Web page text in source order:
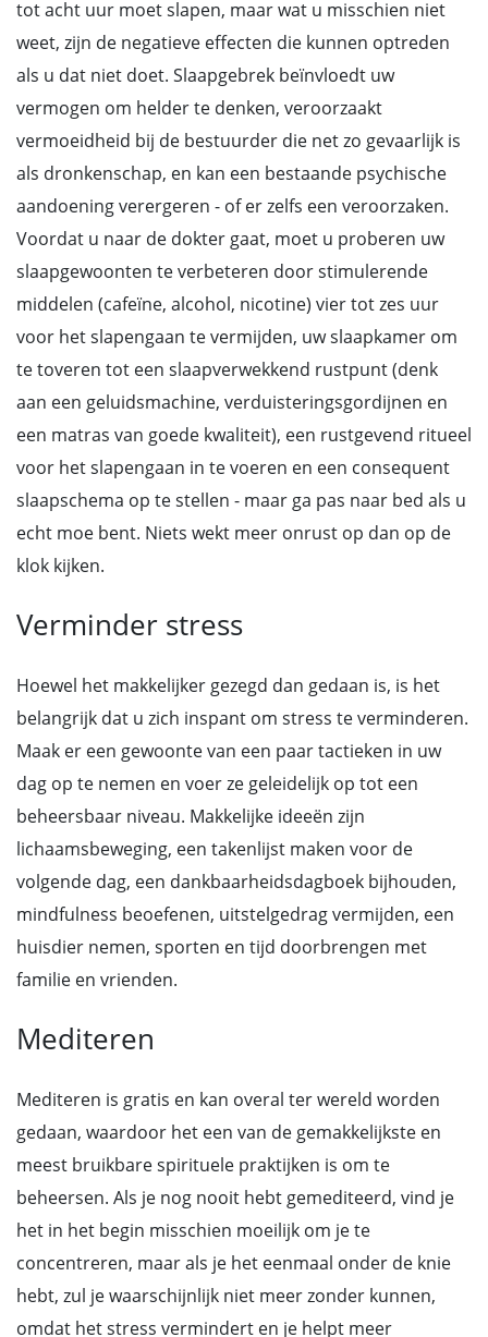
tot acht uur moet slapen, maar wat u misschien niet
weet, zijn de negatieve effecten die kunnen optreden
als u dat niet doet. Slaapgebrek beïnvloedt uw
vermogen om helder te denken, veroorzaakt
vermoeidheid bij de bestuurder die net zo gevaarlijk is
als dronkenschap, en kan een bestaande psychische
aandoening verergeren - of er zelfs een veroorzaken.
Voordat u naar de dokter gaat, moet u proberen uw
slaapgewoonten te verbeteren door stimulerende
middelen (cafeïne, alcohol, nicotine) vier tot zes uur
voor het slapengaan te vermijden, uw slaapkamer om
te toveren tot een slaapverwekkend rustpunt (denk
aan een geluidsmachine, verduisteringsgordijnen en
een matras van goede kwaliteit), een rustgevend ritueel
voor het slapengaan in te voeren en een consequent
slaapschema op te stellen - maar ga pas naar bed als u
echt moe bent. Niets wekt meer onrust op dan op de
klok kijken.
Verminder stress
Hoewel het makkelijker gezegd dan gedaan is, is het
belangrijk dat u zich inspant om stress te verminderen.
Maak er een gewoonte van een paar tactieken in uw
dag op te nemen en voer ze geleidelijk op tot een
beheersbaar niveau. Makkelijke ideeën zijn
lichaamsbeweging, een takenlijst maken voor de
volgende dag, een dankbaarheidsdagboek bijhouden,
mindfulness beoefenen, uitstelgedrag vermijden, een
huisdier nemen, sporten en tijd doorbrengen met
familie en vrienden.
Mediteren
Mediteren is gratis en kan overal ter wereld worden
gedaan, waardoor het een van de gemakkelijkste en
meest bruikbare spirituele praktijken is om te
beheersen. Als je nog nooit hebt gemediteerd, vind je
het in het begin misschien moeilijk om je te
concentreren, maar als je het eenmaal onder de knie
hebt, zul je waarschijnlijk niet meer zonder kunnen,
omdat het stress vermindert en je helpt meer